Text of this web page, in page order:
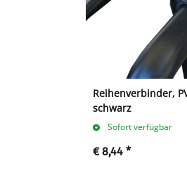
Reihenverbinder,
schwarz
Sofort verfügbar
€ 8,44 *